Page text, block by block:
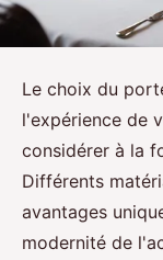
Le choix du
l'expérience de
considérer à la
Différents
avantages
modernité de